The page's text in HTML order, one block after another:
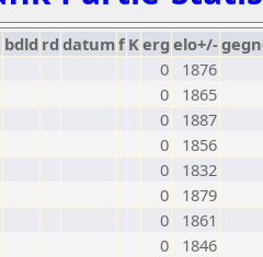
bdld rd datumf Kerg elo+/-
0
1876
0
1865
0
1887
0
1856
0
1832
0
1879
0
1861
0
1846